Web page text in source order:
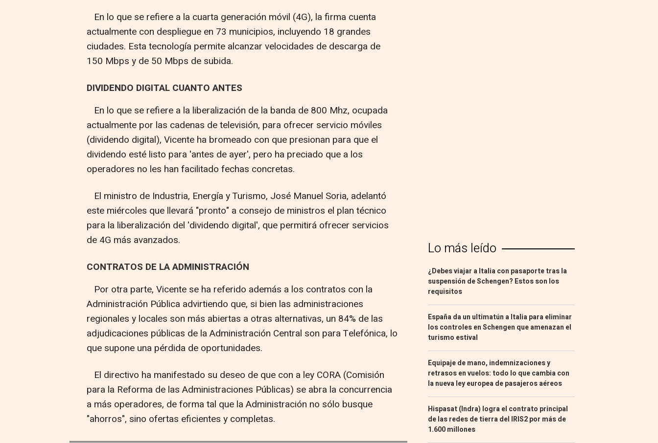
En lo que se refiere a la cuarta generación móvil (4G), la firma cuenta
actualmente con despliegue en 73 municipios, incluyendo 18 grandes
ciudades. Esta tecnología permite alcanzar velocidades de descarga de
150 Mbps y de 50 Mbps de subida.
DIVIDENDO DIGITAL CUANTO ANTES
En lo que se refiere a la liberalización de la banda de 800 Mhz, ocupada
actualmente por las cadenas de televisión, para ofrecer servicio móviles
(dividendo digital), Vicente ha bromeado con que presionan para que el
dividendo esté listo para 'antes de ayer', pero ha preciado que a los
operadores no les han facilitado fechas concretas.
El ministro de Industria, Energía y Turismo, José Manuel Soria, adelantó
este miércoles que llevará "pronto" a consejo de ministros el plan técnico
para la liberalización del 'dividendo digital', que permitirá ofrecer servicios
de 4G más avanzados.
CONTRATOS DE LA ADMINISTRACIÓN
Por otra parte, Vicente se ha referido además a los contratos con la
Administración Pública advirtiendo que, si bien las administraciones
regionales y locales son más abiertas a otras alternativas, un 84% de las
adjudicaciones públicas de la Administración Central son para Telefónica, lo
que supone una pérdida de oportunidades.
El directivo ha manifestado su deseo de que con a ley CORA (Comisión
para la Reforma de las Administraciones Públicas) se abra la concurrencia
a más operadores, de forma tal que la Administración no sólo busque
"ahorros", sino ofertas eficientes y completas.
Lo más leído
¿Debes viajar a Italia con pasaporte tras la
suspensión de Schengen? Estos son los
requisitos
España da un ultimatún a Italia para eliminar
los controles en Schengen que amenazan el
turismo estival
Equipaje de mano, indemnizaciones y
retrasos en vuelos: todo lo que cambia con
la nueva ley europea de pasajeros aéreos
Hispasat (Indra) logra el contrato principal
de las redes de tierra del IRIS2 por más de
1.600 millones